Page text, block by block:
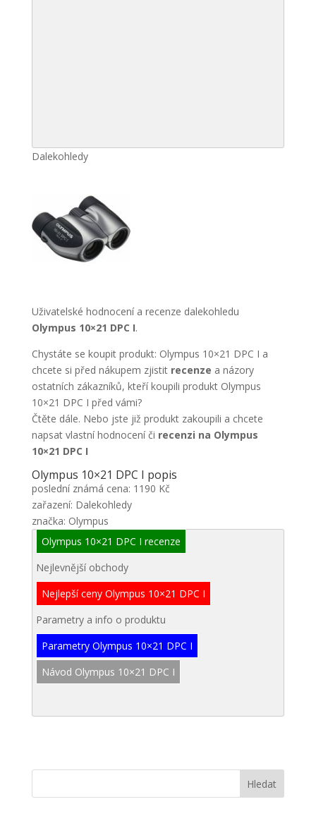
Dalekohledy
Uživatelské hodnocení a recenze dalekohledu
Olympus 10×21 DPC I.
Chystáte se koupit produkt: Olympus 10×21 DPC I a
chcete si před nákupem zjistit recenze a názory
ostatních zákazníků, kteří koupili produkt Olympus
10×21 DPC I před vámi?
Čtěte dále. Nebo jste již produkt zakoupili a chcete
napsat vlastní hodnocení či recenzi na Olympus
10×21 DPC I
Olympus 10×21 DPC I popis
poslední známá cena: 1190 Kč
zařazení: Dalekohledy
značka: Olympus
Olympus 10×21 DPC I recenze
Nejlevnější obchody
Nejlepší ceny Olympus 10×21 DPC I
Parametry a info o produktu
Parametry Olympus 10×21 DPC I
Návod Olympus 10×21 DPC I